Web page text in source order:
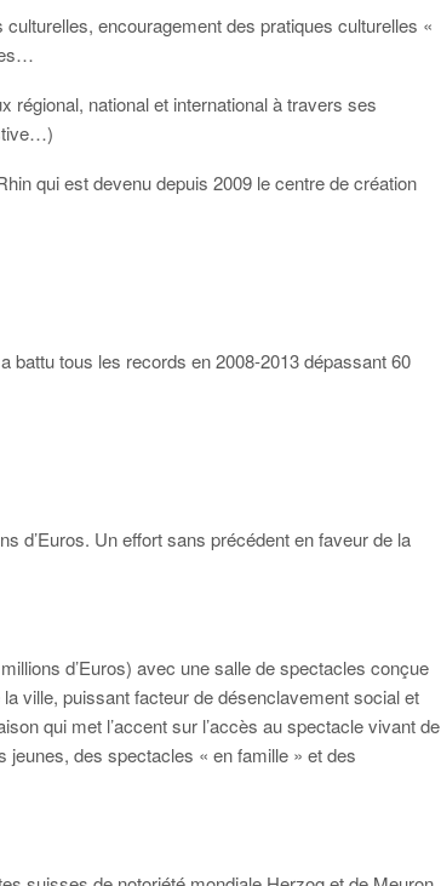
encouragement des pratiques culturelles «
national et international à travers ses
qui est devenu depuis 2009 le centre de création
battu tous les records en 2008-2013 dépassant 60
Un effort sans précédent en faveur de la
d’Euros) avec une salle de spectacles conçue
ville, puissant facteur de désenclavement social et
qui met l’accent sur l’accès au spectacle vivant de
jeunes, des spectacles « en famille » et des